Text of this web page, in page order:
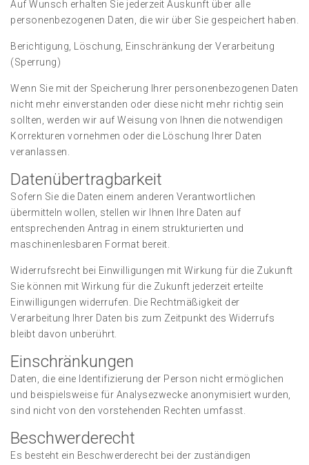
Auf Wunsch erhalten Sie jederzeit Auskunft über alle
personenbezogenen Daten, die wir über Sie gespeichert haben.
Berichtigung, Löschung, Einschränkung der Verarbeitung
(Sperrung)
Wenn Sie mit der Speicherung Ihrer personenbezogenen Daten
nicht mehr einverstanden oder diese nicht mehr richtig sein
sollten, werden wir auf Weisung von Ihnen die notwendigen
Korrekturen vornehmen oder die Löschung Ihrer Daten
veranlassen.
Datenübertragbarkeit
Sofern Sie die Daten einem anderen Verantwortlichen
übermitteln wollen, stellen wir Ihnen Ihre Daten auf
entsprechenden Antrag in einem strukturierten und
maschinenlesbaren Format bereit.
Widerrufsrecht bei Einwilligungen mit Wirkung für die Zukunft
Sie können mit Wirkung für die Zukunft jederzeit erteilte
Einwilligungen widerrufen. Die Rechtmäßigkeit der
Verarbeitung Ihrer Daten bis zum Zeitpunkt des Widerrufs
bleibt davon unberührt.
Einschränkungen
Daten, die eine Identifizierung der Person nicht ermöglichen
und beispielsweise für Analysezwecke anonymisiert wurden,
sind nicht von den vorstehenden Rechten umfasst.
Beschwerderecht
Es besteht ein Beschwerderecht bei der zuständigen